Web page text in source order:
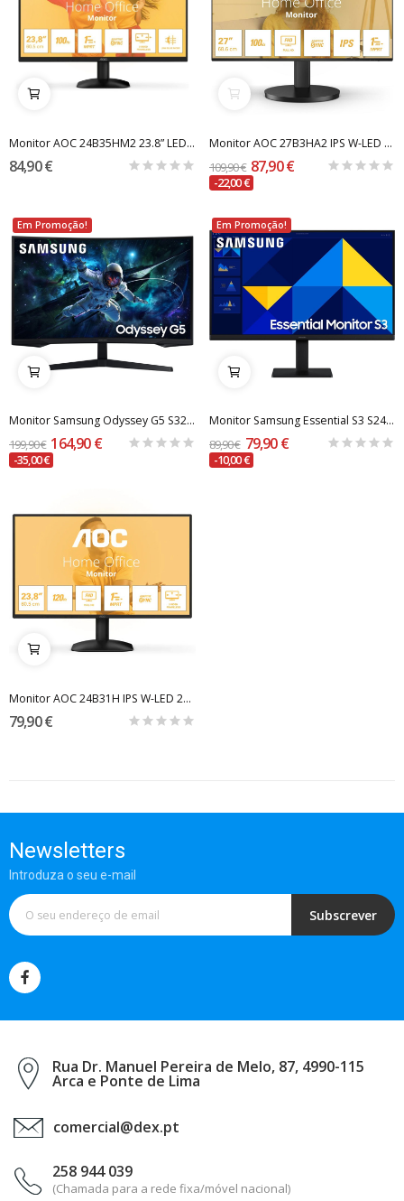
Monitor AOC 24B35HM2 23.8” LED FHD 4 ms 100 Hz
84,90 €
Monitor AOC 27B3HA2 IPS W-LED 27" FHD 16:9...
109,90 € 87,90 €
-22,00 €
Em Promoção!
Monitor Samsung Odyssey G5 S32CG554EU 32" LED...
199,90 € 164,90 €
-35,00 €
Em Promoção!
Monitor Samsung Essential S3 S24D300GAU 24" LED...
89,90 € 79,90 €
-10,00 €
Monitor AOC 24B31H IPS W-LED 23.8" FHD 16:9...
79,90 €
Newsletters
Introduza o seu e-mail
Subscrever
Rua Dr. Manuel Pereira de Melo, 87, 4990-115
Arca e Ponte de Lima
comercial@dex.pt
258 944 039
(Chamada para a rede fixa/móvel nacional)